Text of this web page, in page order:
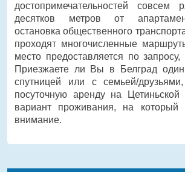
достопримечательностей
десятков метров от
остановка общественного
проходят многочисленные
место предоставляется по
Приезжаете ли Вы в Белград
спутницей или с семьей/
посуточную аренду на
вариант проживания, на который
внимание.